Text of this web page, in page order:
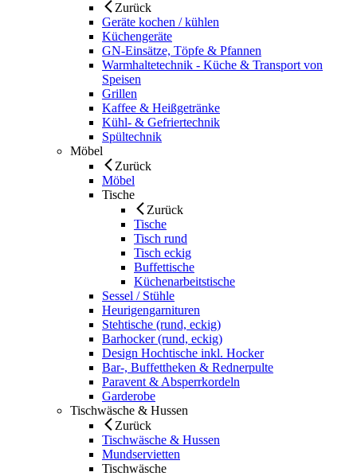
Zurück
Geräte kochen / kühlen
Küchengeräte
GN-Einsätze, Töpfe & Pfannen
Warmhaltetechnik - Küche & Transport von
Speisen
Grillen
Kaffee & Heißgetränke
Kühl- & Gefriertechnik
Spültechnik
Möbel
Zurück
Möbel
Tische
Zurück
Tische
Tisch rund
Tisch eckig
Buffettische
Küchenarbeitstische
Sessel / Stühle
Heurigengarnituren
Stehtische (rund, eckig)
Barhocker (rund, eckig)
Design Hochtische inkl. Hocker
Bar-, Buffettheken & Rednerpulte
Paravent & Absperrkordeln
Garderobe
Tischwäsche & Hussen
Zurück
Tischwäsche & Hussen
Mundservietten
Tischwäsche